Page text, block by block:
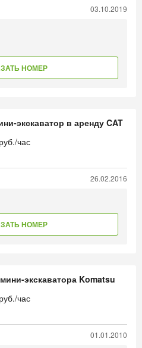
03.10.2019
НОМЕР
экскаватор в аренду CAT
руб./час
26.02.2016
НОМЕР
экскаватора Komatsu
руб./час
01.01.2010